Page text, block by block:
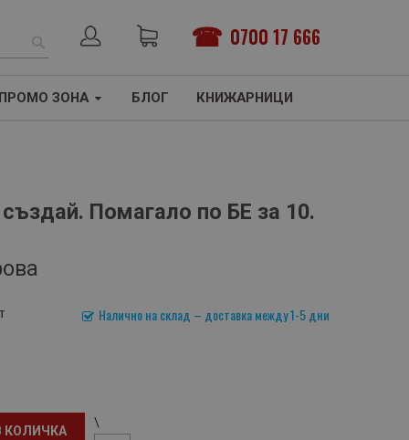
0700 17 666
ТЪРСЕНЕ
ЗОНА БЛОГ КНИЖАРНИЦИ
Помагало по БЕ за 10.
Налично на склад – доставка между 1-5 дни
КОЛИЧКА
\